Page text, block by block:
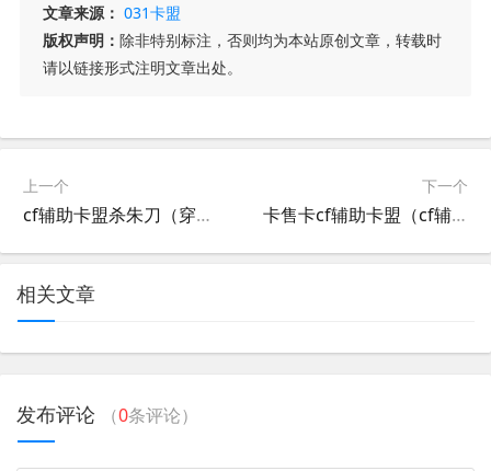
文章来源： 031卡盟
版权声明： 除非特别标注，否则均为本站原创文章，转载时
请以链接形式注明文章出处。
上一个
cf辅助卡盟杀朱刀（穿越火线枪战王者辅助卡盟）
下一个
卡售卡cf辅助卡盟（cf辅助卡盟平台官网）
相关文章
发布评论 （0条评论）